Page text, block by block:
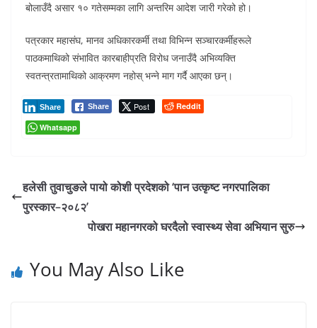
बोलाउँदै असार १० गतेसम्मका लागि अन्तरिम आदेश जारी गरेको हो।
पत्रकार महासंघ, मानव अधिकारकर्मी तथा विभिन्न सञ्चारकर्मीहरूले
पाठकमाथिको संभावित कारबाहीप्रति विरोध जनाउँदै अभिव्यक्ति
स्वतन्त्रतामाथिको आक्रमण नहोस् भन्ने माग गर्दै आएका छन्।
Share Post
Share
Reddit
Whatsapp
हलेसी तुवाचुङले पायो कोशी प्रदेशको ‘पान उत्कृष्ट नगरपालिका
पुरस्कार–२०८२’
पोखरा महानगरको घरदैलो स्वास्थ्य सेवा अभियान सुरु
You May Also Like